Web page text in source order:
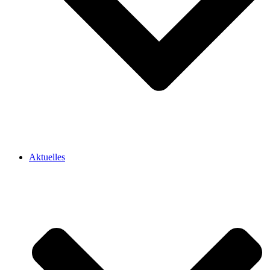
Aktuelles